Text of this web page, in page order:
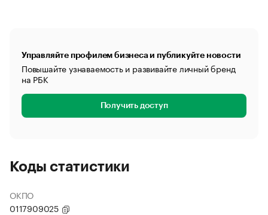
Управляйте профилем бизнеса и публикуйте новости
Повышайте узнаваемость и развивайте личный бренд
на РБК
Получить доступ
Коды статистики
ОКПО
0117909025